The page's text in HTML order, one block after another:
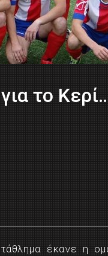
το
έκανε η